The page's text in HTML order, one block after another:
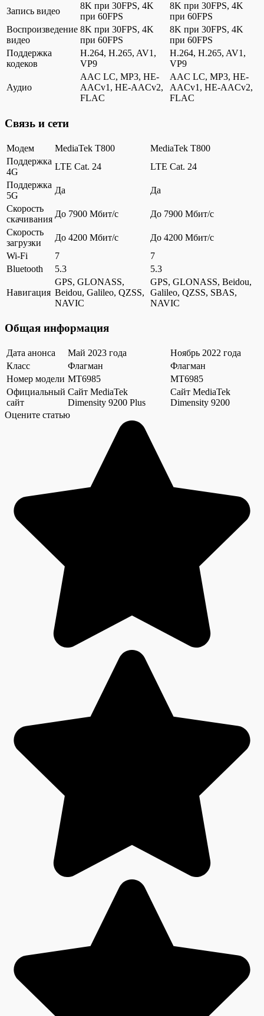
Запись видео
8K при 30FPS, 4K
при 60FPS
8K при 30FPS, 4K
при 60FPS
Воспроизведение
видео
8K при 30FPS, 4K
при 60FPS
8K при 30FPS, 4K
при 60FPS
Поддержка
кодеков
H.264, H.265, AV1,
VP9
H.264, H.265, AV1,
VP9
Аудио
AAC LC, MP3, HE-
AACv1, HE-AACv2,
FLAC
AAC LC, MP3, HE-
AACv1, HE-AACv2,
FLAC
Связь и сети
Модем MediaTek T800
MediaTek T800
Поддержка
4G
LTE Cat. 24
LTE Cat. 24
Поддержка
5G
Да
Да
Скорость
скачивания
До 7900 Мбит/с
До 7900 Мбит/с
Скорость
загрузки
До 4200 Мбит/с
До 4200 Мбит/с
Wi-Fi
7
7
Bluetooth
5.3 5.3
Навигация
GPS, GLONASS,
Beidou, Galileo, QZSS,
NAVIC
GPS, GLONASS, Beidou,
Galileo, QZSS, SBAS,
NAVIC
Общая информация
Дата анонса Май 2023 года
Ноябрь 2022 года
Класс
Флагман
Флагман
Номер модели MT6985
MT6985
Официальный
сайт
Сайт MediaTek
Dimensity 9200 Plus
Сайт MediaTek
Dimensity 9200
Оцените статью